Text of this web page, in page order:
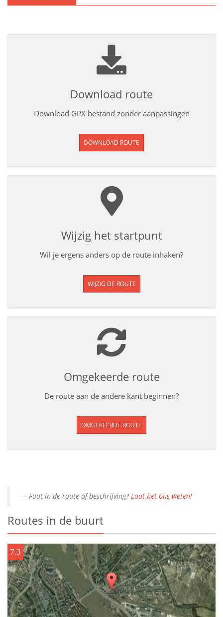
Download route
Download GPX bestand zonder aanpassingen
DOWNLOAD ROUTE
Wijzig het startpunt
Wil je ergens anders op de route inhaken?
WIJZIG DE ROUTE
Omgekeerde route
De route aan de andere kant beginnen?
OMGEKEERDE ROUTE
Fout in de route of beschrijving?Laat het ons weten!
Routes in de buurt
7.3